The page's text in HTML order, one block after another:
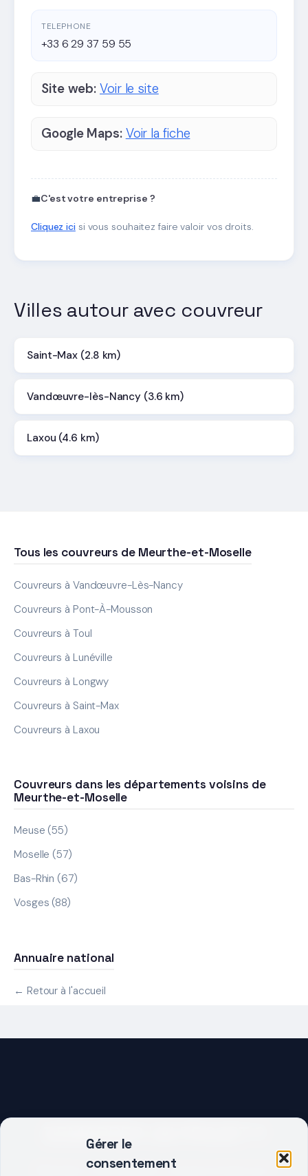
Gérer le
consentement
TELEPHONE
+33 6 29 37 59 55
Site web: Voir le site
Google Maps: Voir la fiche
💼C'est votre entreprise ?
Cliquez icisi vous souhaitez faire valoir vos droits.
Villes autour avec couvreur
Saint-Max (2.8 km)
Vandœuvre-lès-Nancy (3.6 km)
Laxou (4.6 km)
Tous les couvreurs de Meurthe-et-Moselle
Couvreurs à Vandœuvre-Lès-Nancy
Couvreurs à Pont-À-Mousson
Couvreurs à Toul
Couvreurs à Lunéville
Couvreurs à Longwy
Couvreurs à Saint-Max
Couvreurs à Laxou
Couvreurs dans les départements voisins de
Meurthe-et-Moselle
Meuse (55)
Moselle (57)
Bas-Rhin (67)
Vosges (88)
Annuaire national
← Retour à l'accueil
DEMARRER UN PROJET ?
Décrivez votre besoin, trouvez le bon pro.